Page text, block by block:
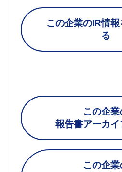
この企業のIR情
る
この企業
報告書アーカイ
この企業